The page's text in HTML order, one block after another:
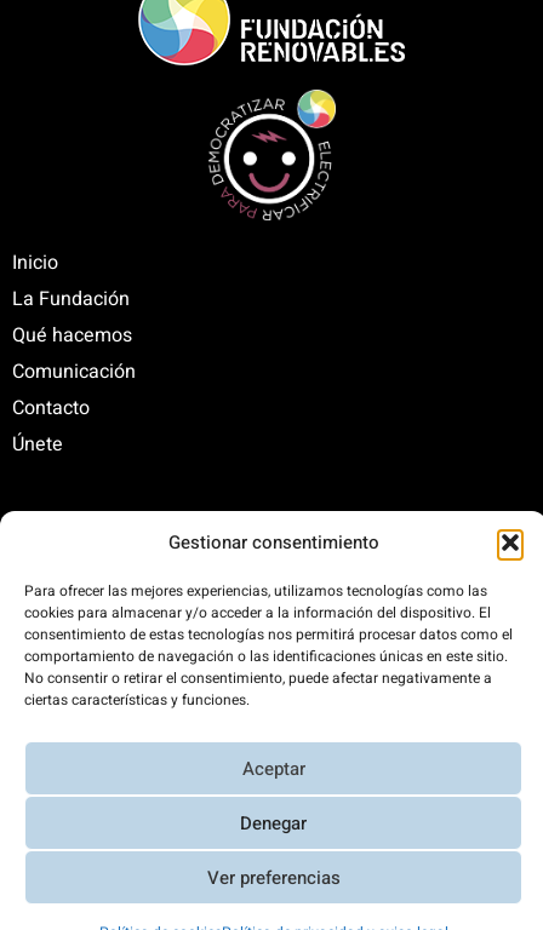
Gestionar consentimiento
Para ofrecer las mejores experiencias, utilizamos tecnologías como las
cookies para almacenar y/o acceder a la información del dispositivo. El
consentimiento de estas tecnologías nos permitirá procesar datos como el
comportamiento de navegación o las identificaciones únicas en este sitio.
No consentir o retirar el consentimiento, puede afectar negativamente a
ciertas características y funciones.
Aceptar
Denegar
Ver preferencias
Inicio
La Fundación
Qué hacemos
Comunicación
Contacto
Únete
C/ Santa Engracia, 108. 5º Interior. Izda. 28003
fundacion@fundacionrenovables.org
comunicacion@fundacionrenovables.org
Compensamos la huella de carbono en un
Richard Casares